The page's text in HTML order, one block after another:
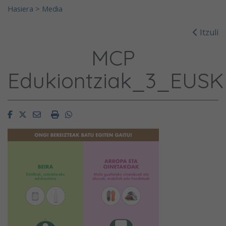
Hasiera > Media
Itzuli
MCP
Edukiontziak_3_EUSK
FacebookTwitterEmailImprimirWhatsapp